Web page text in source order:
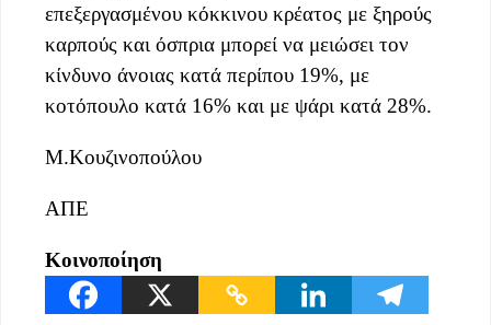
επεξεργασμένου κόκκινου κρέατος με ξηρούς
καρπούς και όσπρια μπορεί να μειώσει τον
κίνδυνο άνοιας κατά περίπου 19%, με
κοτόπουλο κατά 16% και με ψάρι κατά 28%.
Μ.Κουζινοπούλου
ΑΠΕ
Κοινοποίηση